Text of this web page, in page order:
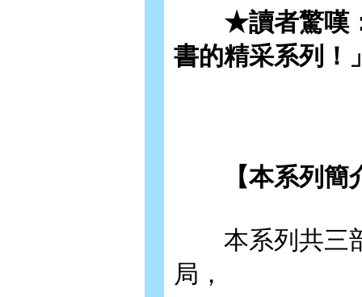
★讀者驚嘆：
書的精采系列！
【本系列簡
本系列共三部
局，